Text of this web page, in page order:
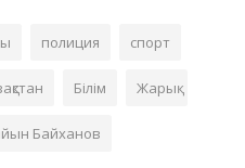
полиция спорт
Білім Жарық
Байханов